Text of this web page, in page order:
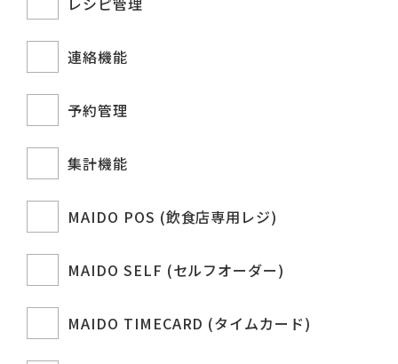
連絡機能
予約管理
集計機能
MAIDO POS (飲食店専用レジ)
MAIDO SELF (セルフオーダー)
MAIDO TIMECARD (タイムカード)